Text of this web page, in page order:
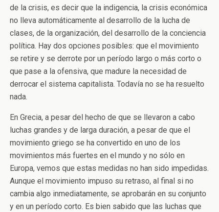
de la crisis, es decir que la indigencia, la crisis económica
no lleva automáticamente al desarrollo de la lucha de
clases, de la organización, del desarrollo de la conciencia
política. Hay dos opciones posibles: que el movimiento
se retire y se derrote por un período largo o más corto o
que pase a la ofensiva, que madure la necesidad de
derrocar el sistema capitalista. Todavía no se ha resuelto
nada.
En Grecia, a pesar del hecho de que se llevaron a cabo
luchas grandes y de larga duración, a pesar de que el
movimiento griego se ha convertido en uno de los
movimientos más fuertes en el mundo y no sólo en
Europa, vemos que estas medidas no han sido impedidas.
Aunque el movimiento impuso su retraso, al final si no
cambia algo inmediatamente, se aprobarán en su conjunto
y en un período corto. Es bien sabido que las luchas que